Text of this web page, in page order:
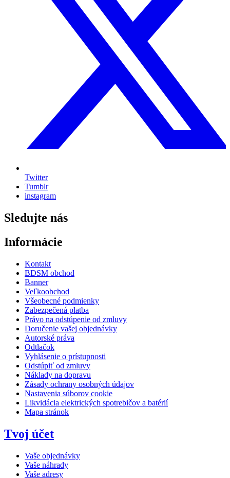
Twitter
Tumblr
instagram
Sledujte nás
Informácie
Kontakt
BDSM obchod
Banner
Veľkoobchod
Všeobecné podmienky
Zabezpečená platba
Právo na odstúpenie od zmluvy
Doručenie vašej objednávky
Autorské práva
Odtlačok
Vyhlásenie o prístupnosti
Odstúpiť od zmluvy
Náklady na dopravu
Zásady ochrany osobných údajov
Nastavenia súborov cookie
Likvidácia elektrických spotrebičov a batérií
Mapa stránok
Tvoj účet
Vaše objednávky
Vaše náhrady
Vaše adresy